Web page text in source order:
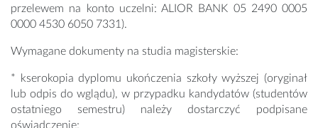
przelewem na konto uczelni: ALIOR BANK 05 2490 0005
0000 4530 6050 7331).
Wymagane dokumenty na studia magisterskie:
* kserokopia dyplomu ukończenia szkoły wyższej (oryginał
lub odpis do wglądu), w przypadku kandydatów (studentów
ostatniego semestru) należy dostarczyć podpisane
oświadczenie;